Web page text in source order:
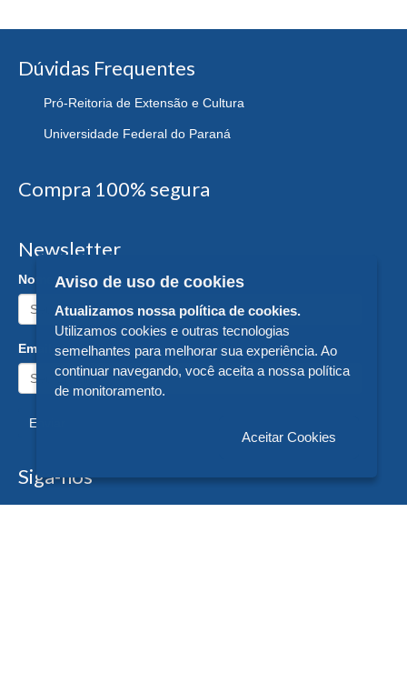
Dúvidas Frequentes
Pró-Reitoria de Extensão e Cultura
Universidade Federal do Paraná
Compra 100% segura
Newsletter
Nome:
Email:
Enviar
Siga-nos
Aviso de uso de cookies
Atualizamos nossa política de cookies.
Utilizamos cookies e outras tecnologias
semelhantes para melhorar sua experiência. Ao
continuar navegando, você aceita a nossa política
de monitoramento.
Aceitar Cookies